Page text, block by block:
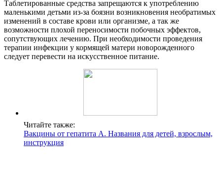
Таблетированные средства запрещаются к употреблению
маленькими детьми из-за боязни возникновения необратимых
изменений в составе крови или организме, а так же
возможности плохой переносимости побочных эффектов,
сопутствующих лечению. При необходимости проведения
терапии инфекции у кормящей матери новорожденного
следует перевести на искусственное питание.
Читайте также:
Вакцины от гепатита А. Названия для детей, взрослым,
инструкция